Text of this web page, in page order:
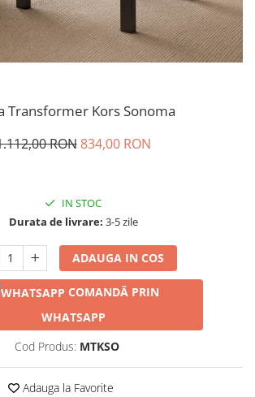
Transformer Kors Sonoma
RON 834,00 RON
IN STOC
Durata de livrare: 3-5 zile
ADAUGA IN COS
COMANDĂ PRIN
WHATSAPP
Cod Produs: MTKSO
Adauga la Favorite